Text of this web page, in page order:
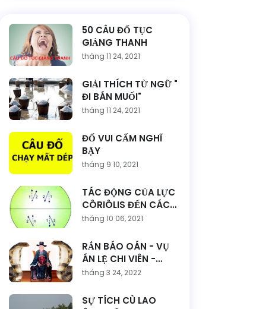
50 CÂU ĐỐ TỤC
GIẢNG THANH
tháng 11 24, 2021
GIẢI THÍCH TỪ NGỮ "
ĐI BÁN MUỐI"
tháng 11 24, 2021
ĐỐ VUI CẤM NGHĨ
BẬY
tháng 9 10, 2021
TÁC ĐỘNG CỦA LỰC
CÔRIÔLIS ĐẾN CÁC
DÒNG BIỂN VÀ HOÀN
tháng 10 06, 2021
RẮN BÁO OÁN - VỤ
ÁN LỆ CHI VIÊN -
NGUYỄN TRÃI - SỰ
THUYẾT
tháng 3 24, 2022
SỰ TÍCH CÙ LAO